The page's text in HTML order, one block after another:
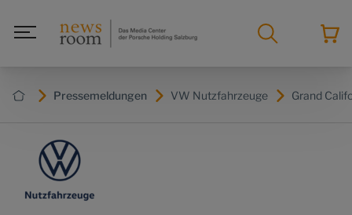
Pressemeldungen VW Nutzfahrzeuge Grand